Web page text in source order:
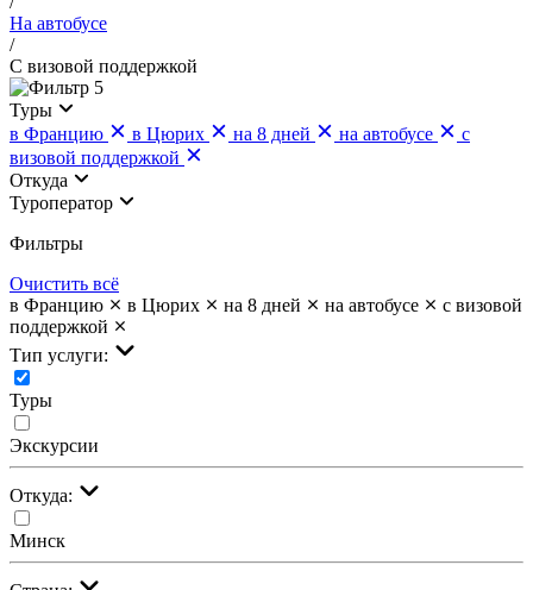
На автобусе
/
С визовой поддержкой
5
Туры
в Францию
в Цюрих на 8 дней на автобусе
с
визовой поддержкой
Откуда
Туроператор
Фильтры
Очистить всё
в Францию
в Цюрих на 8 дней на автобусе
с визовой
поддержкой
Тип услуги:
Туры
Экскурсии
Откуда:
Минск